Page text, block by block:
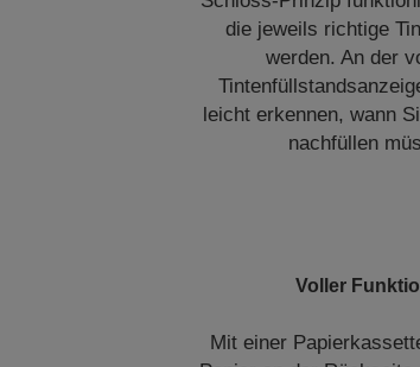
die jeweils richtige
werden. An der
leicht erkennen, wann
nachfüllen
Voller
Mit einer